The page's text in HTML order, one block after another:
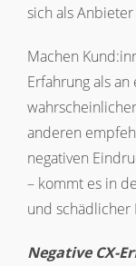
sich als
Machen
Erfahrung als
anderen
negativen
– kommt es in
und
Negative CX-